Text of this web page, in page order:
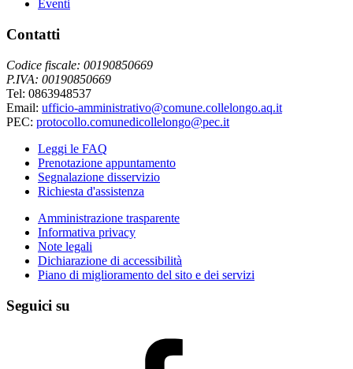
Eventi
Contatti
Codice fiscale: 00190850669
P.IVA: 00190850669
Tel: 0863948537
Email: ufficio-amministrativo@comune.collelongo.aq.it
PEC: protocollo.comunedicollelongo@pec.it
Leggi le FAQ
Prenotazione appuntamento
Segnalazione disservizio
Richiesta d'assistenza
Amministrazione trasparente
Informativa privacy
Note legali
Dichiarazione di accessibilità
Piano di miglioramento del sito e dei servizi
Seguici su